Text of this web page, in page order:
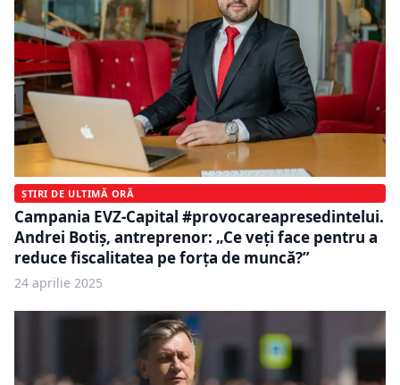
ȘTIRI DE ULTIMĂ ORĂ
Campania EVZ-Capital #provocareapresedintelui.
Andrei Botiș, antreprenor: „Ce veți face pentru a
reduce fiscalitatea pe forța de muncă?”
24 aprilie 2025